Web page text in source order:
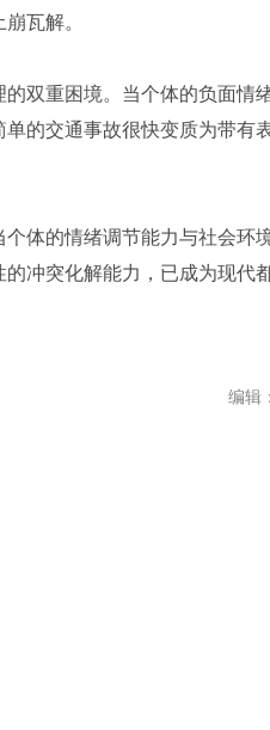
瓦解。
双重困境。当个体的负面情
的交通事故很快变质为带有
体的情绪调节能力与社会环
冲突化解能力，已成为现代
编辑